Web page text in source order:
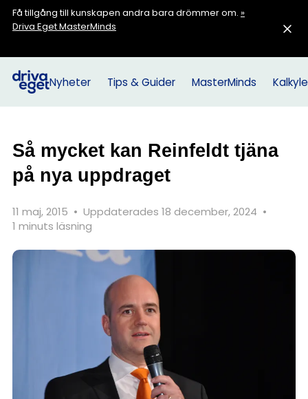
Få tillgång till kunskapen andra bara drömmer om. »
Driva Eget MasterMinds
Nyheter Tips & Guider MasterMinds
Så mycket kan Reinfeldt tjäna
på nya uppdraget
11 maj, 2015 • Uppdaterades 18 december, 2024 •
1 minuts läsning